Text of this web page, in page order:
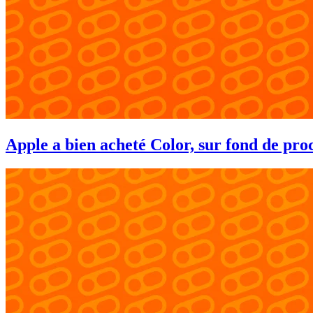
Apple a bien acheté Color, sur fond de